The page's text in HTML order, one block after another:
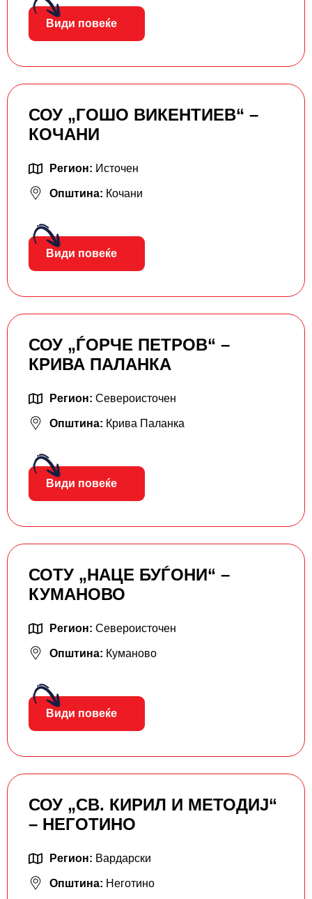
Види повеќе
СОУ „ГОШО ВИКЕНТИЕВ“ –
КОЧАНИ
Регион: Источен
Општина: Кочани
Види повеќе
СОУ „ЃОРЧЕ ПЕТРОВ“ –
КРИВА ПАЛАНКА
Регион: Североисточен
Општина: Крива Паланка
Види повеќе
СОТУ „НАЦЕ БУЃОНИ“ –
КУМАНОВО
Регион: Североисточен
Општина: Куманово
Види повеќе
СОУ „СВ. КИРИЛ И МЕТОДИЈ“
– НЕГОТИНО
Регион: Вардарски
Општина: Неготино